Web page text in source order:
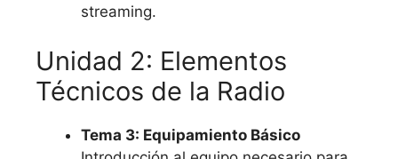
streaming.
Unidad 2: Elementos
Técnicos de la Radio
Tema 3: Equipamiento Básico